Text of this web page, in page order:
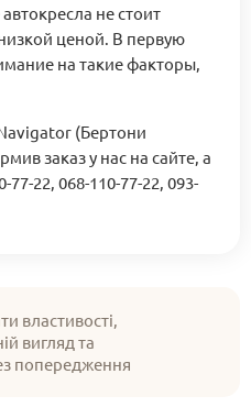
не стоит
ценой. В первую
на такие факторы,
(Бертони
заказ у нас на сайте, а
22, 068-110-77-22, 093-
властивості,
вигляд та
попередження